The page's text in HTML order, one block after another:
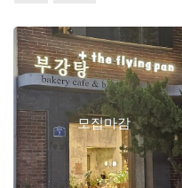
모집마감